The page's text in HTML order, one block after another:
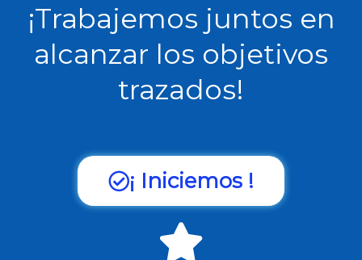
¡Trabajemos juntos en
alcanzar los objetivos
trazados!
¡ Iniciemos !